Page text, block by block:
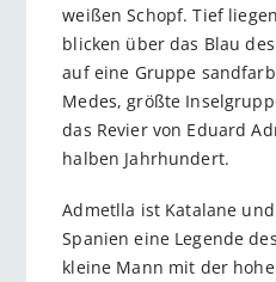
weißen Schopf. Tief
blicken über das Blau
auf eine Gruppe
Medes, größte
das Revier von Eduard
halben Jahrhundert.
Admetlla ist Katalane
Spanien eine Legende
kleine Mann mit der